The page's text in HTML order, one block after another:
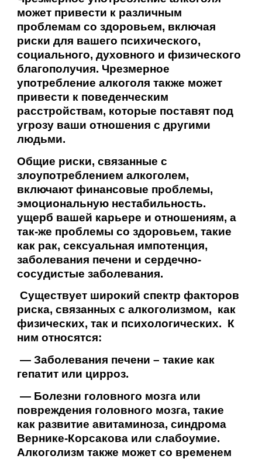
может привести к различным
проблемам со здоровьем, включая
риски для вашего психического,
социального, духовного и физического
благополучия. Чрезмерное
употребление алкоголя также может
привести к поведенческим
расстройствам, которые поставят под
угрозу ваши отношения с другими
людьми.
Общие риски, связанные с
злоупотреблением алкоголем,
включают финансовые проблемы,
эмоциональную нестабильность.
ущерб вашей карьере и отношениям, а
так-же проблемы со здоровьем, такие
как рак, сексуальная импотенция,
заболевания печени и сердечно-
сосудистые заболевания.
Существует широкий спектр факторов
риска, связанных с алкоголизмом, как
физических, так и психологических. К
ним относятся:
— Заболевания печени – такие как
гепатит или цирроз.
— Болезни головного мозга или
повреждения головного мозга, такие
как развитие авитаминоза, синдрома
Вернике-Корсакова или слабоумие.
Алкоголизм также может со временем